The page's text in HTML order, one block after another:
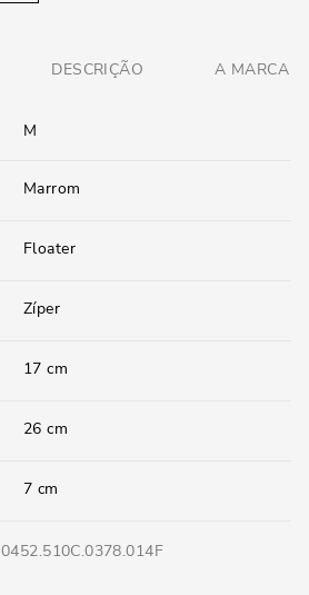
DESCRIÇÃO A MARCA
M
Marrom
Floater
Zíper
17 cm
26 cm
7 cm
0452.510C.0378.014F